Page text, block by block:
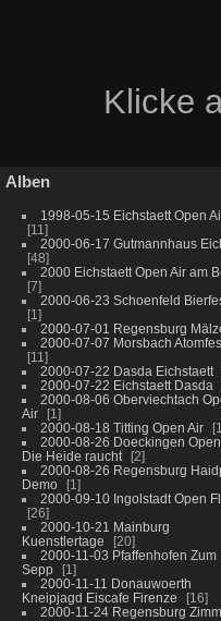
Klicke
Alben
1998-05-15 Eichstaett Open
11
2000-06-17 Gutmannhaus
48
2000 Eichstaett Open Air am
7
2000-06-23 Schoenfeld
1
2000-07-01 Regensburg
2000-07-07 Morsbach
11
2000-07-22 Dasda Eichstaett
2000-07-22 Eichstaett Dasda
2000-08-06 Oberviechtach
Air
1
2000-08-18 Titting Open Air
2000-08-26 Doeckingen
Die Heide raucht
2
2000-08-26 Regensburg
Demo
1
2000-09-10 Ingolstadt Open
26
2000-10-21 Mainburg
Kuenstlertage
20
2000-11-03 Pfaffenhofen Zum
Sepp
1
2000-11-11 Donauwoerth
Kneipjagd Eiscafe Firenze
16
2000-11-24 Regensburg